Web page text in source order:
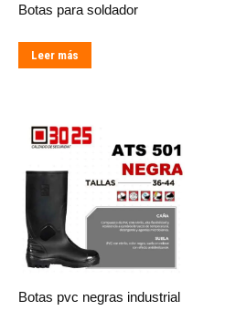
Botas para soldador
Leer más
Botas pvc negras industrial